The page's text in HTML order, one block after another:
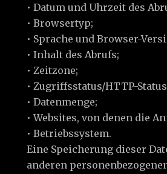
• Datum und Uhrzeit des
• Browsertyp;
• Sprache und Browser-
• Inhalt des Abrufs;
• Zeitzone;
• Zugriffsstatus/HTTP-
• Datenmenge;
• Websites, von denen die
• Betriebssystem.
Eine Speicherung dieser
anderen